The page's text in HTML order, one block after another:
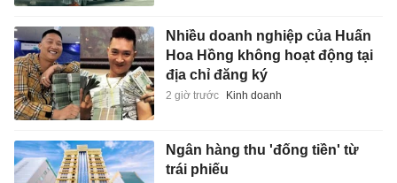
Nhiều doanh nghiệp của Huấn
Hoa Hồng không hoạt động tại
địa chỉ đăng ký
2 giờ trước Kinh doanh
Ngân hàng thu 'đống tiền' từ
trái phiếu